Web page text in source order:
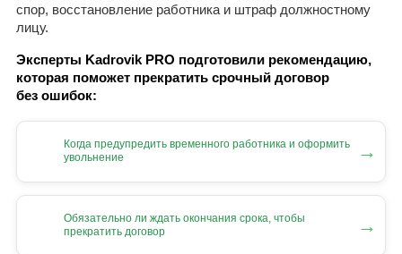
спор, восстановление работника и штраф должностному
лицу.
Эксперты Kadrovik PRO подготовили рекомендацию,
которая поможет прекратить срочный договор
без ошибок:
Когда предупредить временного работника и оформить
увольнение
→
Обязательно ли ждать окончания срока, чтобы
прекратить договор
→